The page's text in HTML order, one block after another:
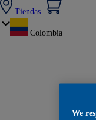
Tiendas
Colombia
We